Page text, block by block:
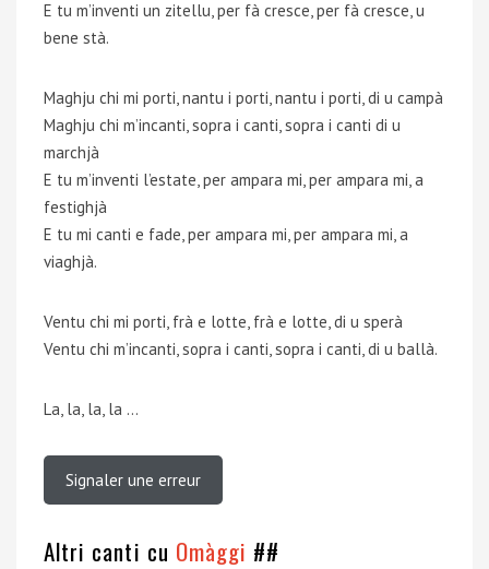
E tu m’inventi un zitellu, per fà cresce, per fà cresce, u
bene stà.
Maghju chi mi porti, nantu i porti, nantu i porti, di u campà
Maghju chi m’incanti, sopra i canti, sopra i canti di u
marchjà
E tu m’inventi l’estate, per ampara mi, per ampara mi, a
festighjà
E tu mi canti e fade, per ampara mi, per ampara mi, a
viaghjà.
Ventu chi mi porti, frà e lotte, frà e lotte, di u sperà
Ventu chi m’incanti, sopra i canti, sopra i canti, di u ballà.
La, la, la, la …
Signaler une erreur
Altri canti cu Omàggi ##